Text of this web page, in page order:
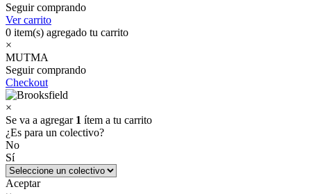
Seguir comprando
Ver carrito
0 item(s) agregado tu carrito
×
MUTMA
Seguir comprando
Checkout
×
Se va a agregar 1 ítem a tu carrito
¿Es para un colectivo?
No
Sí
Aceptar